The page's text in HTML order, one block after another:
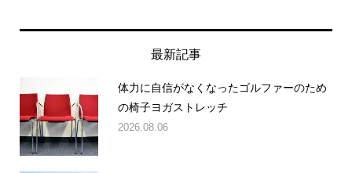
最新記事
体力に自信がなくなったゴルファーのため
の椅子ヨガストレッチ
2026.08.06